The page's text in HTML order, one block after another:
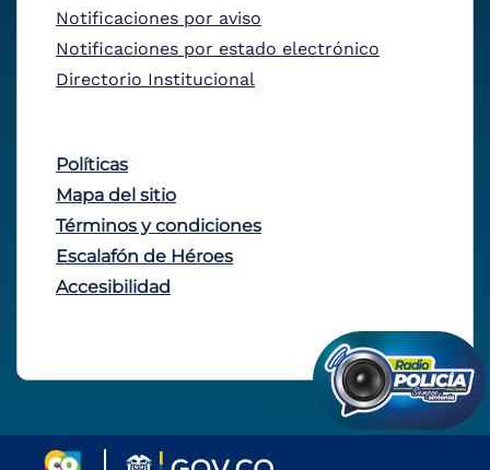
Notificaciones por aviso
Notificaciones por estado electrónico
Directorio Institucional
Políticas
Mapa del sitio
Términos y condiciones
Escalafón de Héroes
Accesibilidad